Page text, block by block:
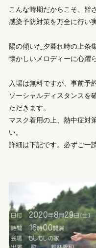
こんな時期だからこそ、皆
感染予防対策を万全に行い
陽の傾いた夕暮れ時の上条
懐かしいメロディーに心躍
入場は無料ですが、事前予
ソーシャルディスタンスを
ただきます。
マスク着用の上、熱中症対
い。
詳細は下記です。必ずご一